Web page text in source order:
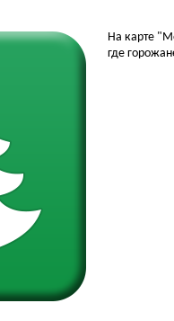
​На карте
где